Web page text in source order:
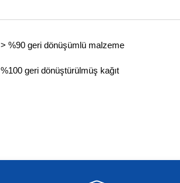
> %90 geri dönüşümlü malzeme
%100 geri dönüştürülmüş kağıt